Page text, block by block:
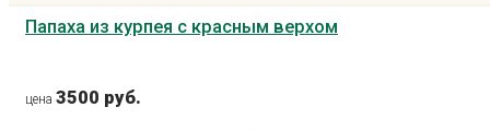
Папаха из курпея с красным верхом
цена 3500 руб.